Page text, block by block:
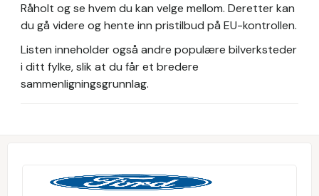
Råholt og se hvem du kan velge mellom. Deretter kan
du gå videre og hente inn pristilbud på EU-kontrollen.
Listen inneholder også andre populære bilverksteder
i ditt fylke, slik at du får et bredere
sammenligningsgrunnlag.